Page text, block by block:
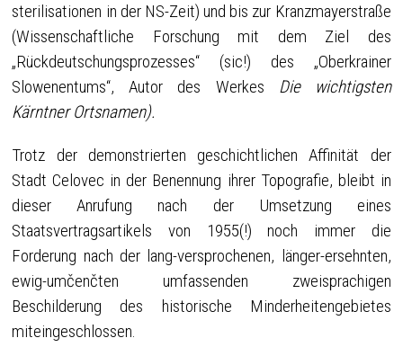
sterilisationen in der NS-Zeit) und bis zur Kranzmayerstraße
(Wissenschaftliche Forschung mit dem Ziel des
„Rückdeutschungsprozesses“ (sic!) des „Oberkrainer
Slowenentums“, Autor des Werkes Die wichtigsten
Kärntner Ortsnamen).
Trotz der demonstrierten geschichtlichen Affinität der
Stadt Celovec in der Benennung ihrer Topografie, bleibt in
dieser Anrufung nach der Umsetzung eines
Staatsvertragsartikels von 1955(!) noch immer die
Forderung nach der lang-versprochenen, länger-ersehnten,
ewig-umčenčten umfassenden zweisprachigen
Beschilderung des historische Minderheitengebietes
miteingeschlossen.